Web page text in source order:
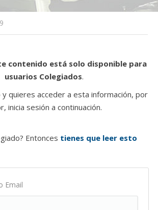
contenido está solo disponible para
usuarios Colegiados.
y quieres acceder a esta información, por
inicia sesión a continuación.
Entonces tienes que leer esto
Email